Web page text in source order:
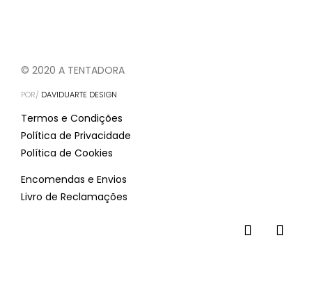
© 2020 A TENTADORA
POR/ DAVIDUARTE DESIGN
Termos e Condições
Política de Privacidade
Política de Cookies
Encomendas e Envios
Livro de Reclamações